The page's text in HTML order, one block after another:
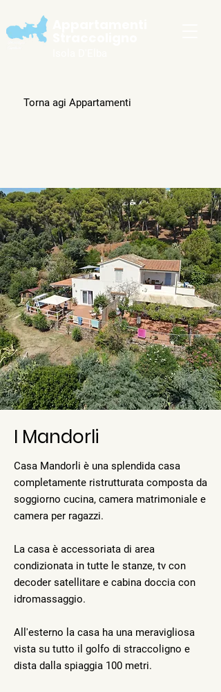
Torna agi Appartamenti
I Mandorli
Casa Mandorli è una splendida casa
completamente ristrutturata composta da
soggiorno cucina, camera matrimoniale e
camera per ragazzi.
La casa è accessoriata di area
condizionata in tutte le stanze, tv con
decoder satellitare e cabina doccia con
idromassaggio.
All'esterno la casa ha una meravigliosa
vista su tutto il golfo di straccoligno e
dista dalla spiaggia 100 metri.